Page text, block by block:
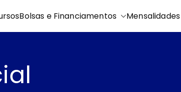
Bolsas e Financiamentos Mensalidades